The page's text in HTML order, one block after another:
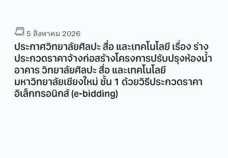
5 สิงหาคม 2026
ประกาศวิทยาลัยศิลปะ สื่อ และเทคโนโลยี เรื่อง ร่าง
ประกวดราคาจ้างก่อสร้างโครงการปรับปรุงห้องน้ำ
อาคาร วิทยาลัยศิลปะ สื่อ และเทคโนโลยี
มหาวิทยาลัยเชียงใหม่ ชั้น 1 ด้วยวิธีประกวดราคา
อิเล็กทรอนิกส์ (e-bidding)